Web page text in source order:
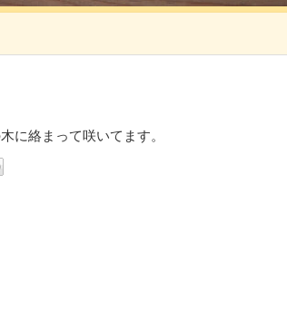
に絡まって咲いてます。